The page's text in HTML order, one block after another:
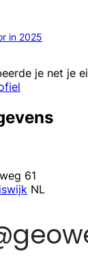
in 2025
je net je
61
NL